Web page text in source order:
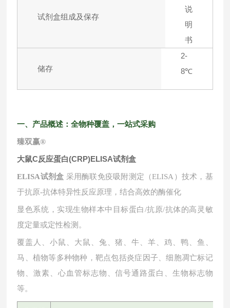
试剂盒组成及保存
说
明
书
储存
2-
8℃
一、产品概述：全物种覆盖，一站式采购
臻双赢®
大鼠C反应蛋白(CRP)ELISA试剂盒
ELISA试剂盒 采用酶联免疫吸附测定（ELISA）技术，基
于抗原-抗体特异性反应原理，结合高效的酶催化
显色系统，实现生物样本中目标蛋白/抗原/抗体的高灵敏
度定量或定性检测。
覆盖人、小鼠、大鼠、兔、猪、牛、羊、鸡、鸭、鱼、
马、植物等多种物种，靶点包括炎症因子、细胞凋亡标记
物、激素、心血管标志物、信号通路蛋白、生物标志物
等。